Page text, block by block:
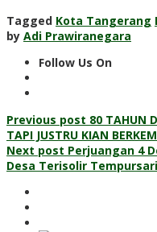
Tagged Kota Tangerang
by Adi Prawiranegara
Follow Us On
Post
navigation
Previous post 80 TAHUN
TAPI JUSTRU KIAN
Next post Perjuangan 4
Desa Terisolir Tempursari